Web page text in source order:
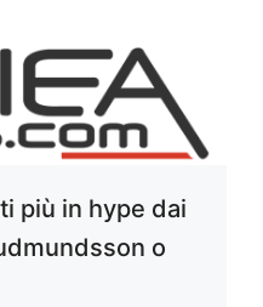
più in hype dai
o